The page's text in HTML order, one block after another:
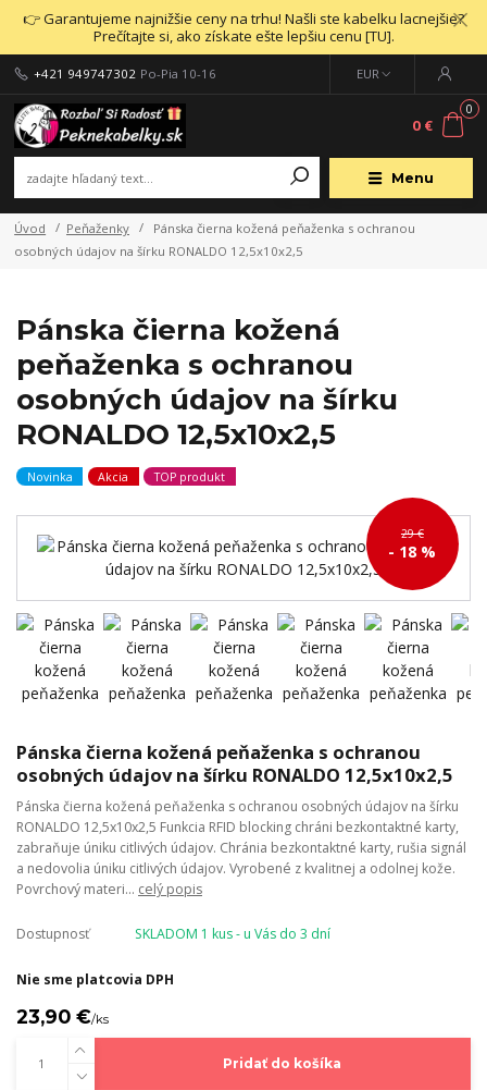
👉 Garantujeme najnižšie ceny na trhu! Našli ste kabelku lacnejšie?
Prečítajte si, ako získate ešte lepšiu cenu [TU].
Menu
EUR
+421 949747302 Po-Pia 10-16
0
0 €
Úvod Peňaženky
Pánska čierna kožená peňaženka s ochranou
osobných údajov na šírku RONALDO 12,5x10x2,5
Pánska čierna kožená
peňaženka s ochranou
osobných údajov na šírku
RONALDO 12,5x10x2,5
Novinka Akcia TOP produkt
29 €
- 18 %
Pánska čierna kožená peňaženka s ochranou
osobných údajov na šírku RONALDO 12,5x10x2,5
Pánska čierna kožená peňaženka s ochranou osobných údajov na šírku
RONALDO 12,5x10x2,5 Funkcia RFID blocking chráni bezkontaktné karty,
zabraňuje úniku citlivých údajov. Chránia bezkontaktné karty, rušia signál
a nedovolia úniku citlivých údajov. Vyrobené z kvalitnej a odolnej kože.
Povrchový materi... celý popis
Dostupnosť SKLADOM 1 kus - u Vás do 3 dní
Nie sme platcovia DPH
23,90 €/ks
Pridať do košíka